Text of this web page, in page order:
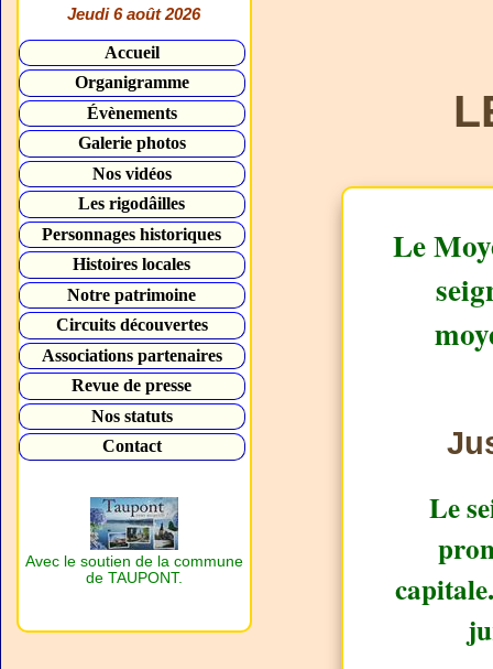
Jeudi 6 août 2026
Accueil
Organigramme
Évènements
Galerie photos
Nos vidéos
Les rigodâilles
Personnages historiques
Histoires locales
Notre patrimoine
Circuits découvertes
Associations partenaires
Revue de presse
Nos statuts
Contact
Avec le soutien de la commune
de TAUPONT.
Le
Le